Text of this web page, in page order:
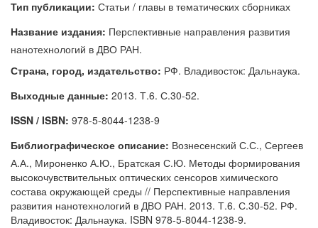
Тип публикации: Статьи / главы в тематических сборниках
Название издания: Перспективные направления развития
нанотехнологий в ДВО РАН.
Страна, город, издательство: РФ. Владивосток: Дальнаука.
Выходные данные: 2013. Т.6. С.30-52.
ISSN / ISBN: 978-5-8044-1238-9
Библиографическое описание: Вознесенский С.С., Сергеев
А.А., Мироненко А.Ю., Братская С.Ю. Методы формирования
высокочувствительных оптических сенсоров химического
состава окружающей среды // Перспективные направления
развития нанотехнологий в ДВО РАН. 2013. Т.6. С.30-52. РФ.
Владивосток: Дальнаука. ISBN 978-5-8044-1238-9.